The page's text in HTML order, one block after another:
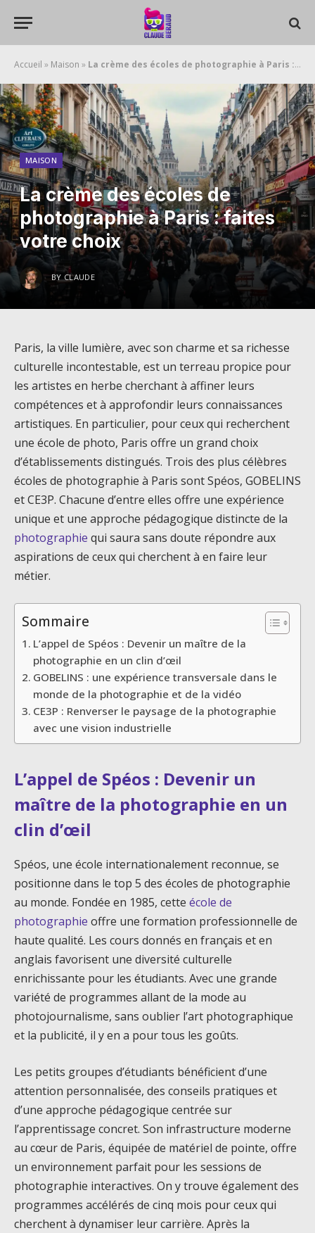
Accueil » Maison » La crème des écoles de photographie à Paris : faites votre choix
MAISON
La crème des écoles de
photographie à Paris : faites
votre choix
BY CLAUDE
Paris, la ville lumière, avec son charme et sa richesse
culturelle incontestable, est un terreau propice pour
les artistes en herbe cherchant à affiner leurs
compétences et à approfondir leurs connaissances
artistiques. En particulier, pour ceux qui recherchent
une école de photo, Paris offre un grand choix
d’établissements distingués. Trois des plus célèbres
écoles de photographie à Paris sont Spéos, GOBELINS
et CE3P. Chacune d’entre elles offre une expérience
unique et une approche pédagogique distincte de la
photographie qui saura sans doute répondre aux
aspirations de ceux qui cherchent à en faire leur
métier.
Sommaire
L’appel de Spéos : Devenir un maître de la
photographie en un clin d’œil
GOBELINS : une expérience transversale dans le
monde de la photographie et de la vidéo
CE3P : Renverser le paysage de la photographie
avec une vision industrielle
L’appel de Spéos : Devenir un
maître de la photographie en un
clin d’œil
Spéos, une école internationalement reconnue, se
positionne dans le top 5 des écoles de photographie
au monde. Fondée en 1985, cette école de
photographie offre une formation professionnelle de
haute qualité. Les cours donnés en français et en
anglais favorisent une diversité culturelle
enrichissante pour les étudiants. Avec une grande
variété de programmes allant de la mode au
photojournalisme, sans oublier l’art photographique
et la publicité, il y en a pour tous les goûts.
Les petits groupes d’étudiants bénéficient d’une
attention personnalisée, des conseils pratiques et
d’une approche pédagogique centrée sur
l’apprentissage concret. Son infrastructure moderne
au cœur de Paris, équipée de matériel de pointe, offre
un environnement parfait pour les sessions de
photographie interactives. On y trouve également des
programmes accélérés de cinq mois pour ceux qui
cherchent à dynamiser leur carrière. Après la